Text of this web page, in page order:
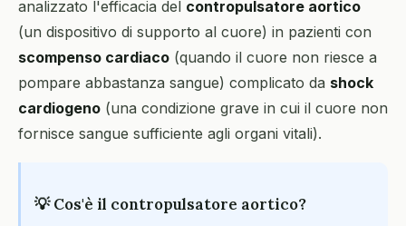
analizzato l'efficacia del contropulsatore aortico
(un dispositivo di supporto al cuore) in pazienti con
scompenso cardiaco (quando il cuore non riesce a
pompare abbastanza sangue) complicato da shock
cardiogeno (una condizione grave in cui il cuore non
fornisce sangue sufficiente agli organi vitali).
💡 Cos'è il contropulsatore aortico?